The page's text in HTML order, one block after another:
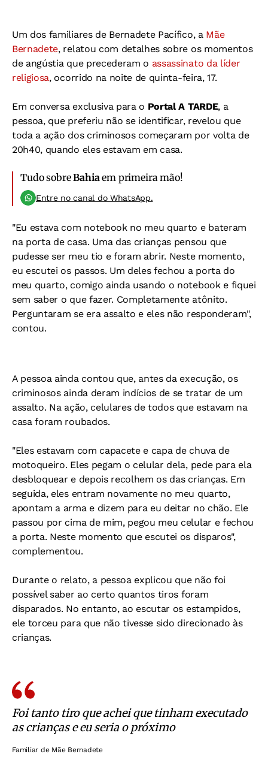
Um dos familiares de Bernadete Pacífico, a Mãe
Bernadete, relatou com detalhes sobre os momentos
de angústia que precederam o assassinato da líder
religiosa, ocorrido na noite de quinta-feira, 17.
Em conversa exclusiva para o Portal A TARDE, a
pessoa, que preferiu não se identificar, revelou que
toda a ação dos criminosos começaram por volta de
20h40, quando eles estavam em casa.
Tudo sobreBahiaem primeira mão!
Entre no canal do WhatsApp.
"Eu estava com notebook no meu quarto e bateram
na porta de casa. Uma das crianças pensou que
pudesse ser meu tio e foram abrir. Neste momento,
eu escutei os passos. Um deles fechou a porta do
meu quarto, comigo ainda usando o notebook e fiquei
sem saber o que fazer. Completamente atônito.
Perguntaram se era assalto e eles não responderam",
contou.
A pessoa ainda contou que, antes da execução, os
criminosos ainda deram indícios de se tratar de um
assalto. Na ação, celulares de todos que estavam na
casa foram roubados.
"Eles estavam com capacete e capa de chuva de
motoqueiro. Eles pegam o celular dela, pede para ela
desbloquear e depois recolhem os das crianças. Em
seguida, eles entram novamente no meu quarto,
apontam a arma e dizem para eu deitar no chão. Ele
passou por cima de mim, pegou meu celular e fechou
a porta. Neste momento que escutei os disparos",
complementou.
Durante o relato, a pessoa explicou que não foi
possível saber ao certo quantos tiros foram
disparados. No entanto, ao escutar os estampidos,
ele torceu para que não tivesse sido direcionado às
crianças.
Foi tanto tiro que achei que tinham executado
as crianças e eu seria o próximo
Familiar de Mãe Bernadete